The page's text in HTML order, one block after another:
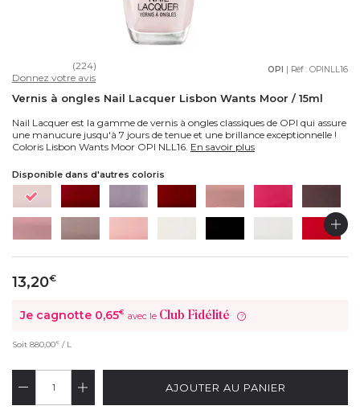
OPI | Réf : OPINLL16
(224)
Donnez votre avis
Vernis à ongles Nail Lacquer Lisbon Wants Moor / 15ml
Nail Lacquer est la gamme de vernis à ongles classiques de OPI qui assure
une manucure jusqu'à 7 jours de tenue et une brillance exceptionnelle !
Coloris Lisbon Wants Moor OPI NLL16. En savoir plus
Disponible dans d'autres coloris
13,20€
Je cagnotte 0,65€ avec le Club Fidélité ?
Soit 880,00€ / L
AJOUTER AU PANIER